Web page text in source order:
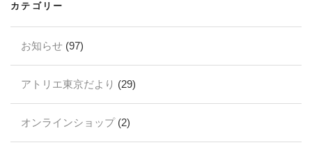
カテゴリー
お知らせ (97)
アトリエ東京だより (29)
オンラインショップ(2)